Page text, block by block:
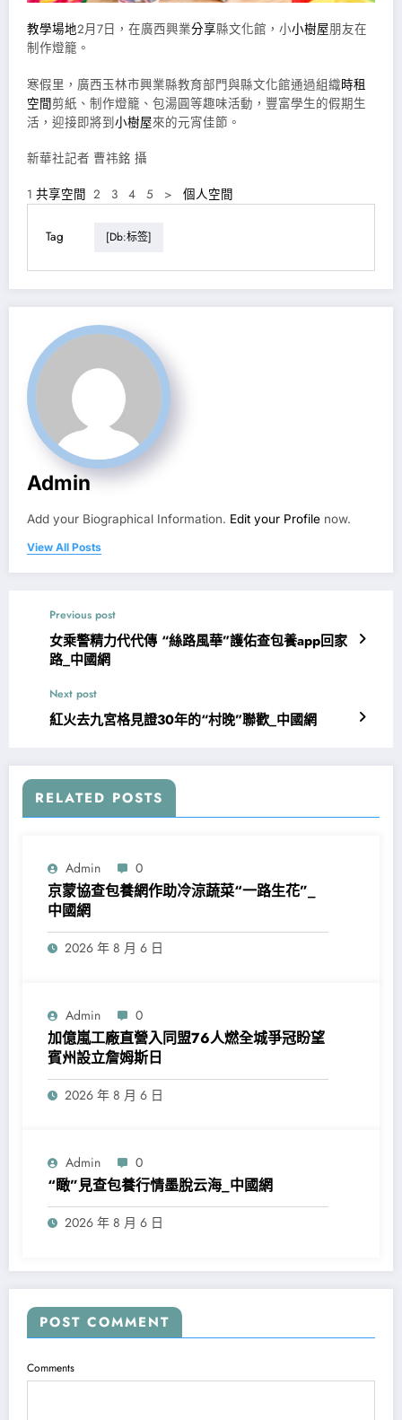
教學場地2月7日，在廣西興業分享縣文化館，小小樹屋朋友在
制作燈籠。
寒假里，廣西玉林市興業縣教育部門與縣文化館通過組織時租
空間剪紙、制作燈籠、包湯圓等趣味活動，豐富學生的假期生
活，迎接即將到小樹屋來的元宵佳節。
新華社記者 曹祎銘 攝
1 共享空間 2 3 4 5 > 個人空間
Tag [db:标签]
Admin
Add your Biographical Information. Edit your Profile now.
View All Posts
Previous post
女乘警精力代代傳 “絲路風華”護佑查包養app回家
路_中國網
Next post
紅火去九宮格見證30年的“村晚”聯歡_中國網
RELATED POSTS
Admin 0
京蒙協查包養網作助冷涼蔬菜“一路生花”_
中國網
2026 年 8 月 6 日
Admin 0
加億嵐工廠直營入同盟76人燃全城爭冠盼望
賓州設立詹姆斯日
2026 年 8 月 6 日
Admin 0
“瞰”見查包養行情墨脫云海_中國網
2026 年 8 月 6 日
POST COMMENT
Comments